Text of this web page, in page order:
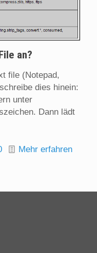
an?
file (Notepad,
dies hinein:
unter
Dann lädt
Mehr erfahren